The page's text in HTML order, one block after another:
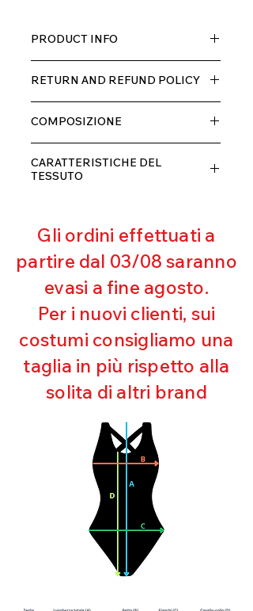
PRODUCT INFO
di elastane, molto comodo per chi lo
indossa grazia alla sua elastcità, in
doppio strato con fodera.
RETURN AND REFUND POLICY
entro 10 giorni dal ricevimento,
rimborseremo il cliente, escluse le
spese di spedizione, non appena
riceveremo la merce resa ed
COMPOSIZIONE
20% ELASTANE
CARATTERISTICHE DEL
TESSUTO
Resistente al pilling
Eccellente protezione dai raggi
UV
Ottima copertura
Ultra cloro resistente
Mantenimento della forma
Perfetta vestibilità
Asciugatura rapida
Bielastico
Gli ordini effettuati a
partire dal 03/08 saranno
evasi a fine agosto.
Per i nuovi clienti, sui
costumi consigliamo una
taglia in più rispetto alla
solita di altri brand